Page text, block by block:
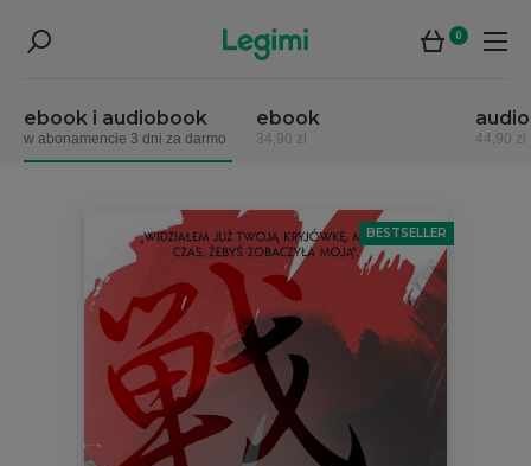
0
ebook i audiobook
w abonamencie 3 dni za darmo
ebook
34,90 zł 44,90 zł
BESTSELLER